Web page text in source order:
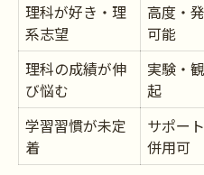
理科が好き・理
系志望
高度・
可能
理科の成績が伸
び悩む
実験・
起
学習習慣が未定
着
サポー
併用可